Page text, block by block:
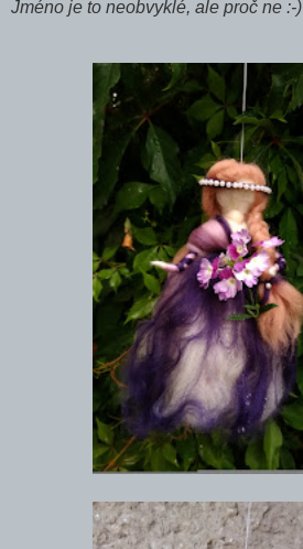
Jméno je to neobvyklé, ale proč ne :-)